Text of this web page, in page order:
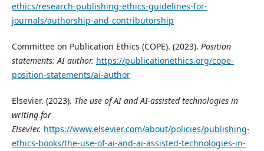
ethics/research-publishing-ethics-guidelines-for-
journals/authorship-and-contributorship
Committee on Publication Ethics (COPE). (2023). Position
statements: AI author. https://publicationethics.org/cope-
position-statements/ai-author
Elsevier. (2023). The use of AI and AI-assisted technologies in
writing for
Elsevier. https://www.elsevier.com/about/policies/publishing-
ethics-books/the-use-of-ai-and-ai-assisted-technologies-in-